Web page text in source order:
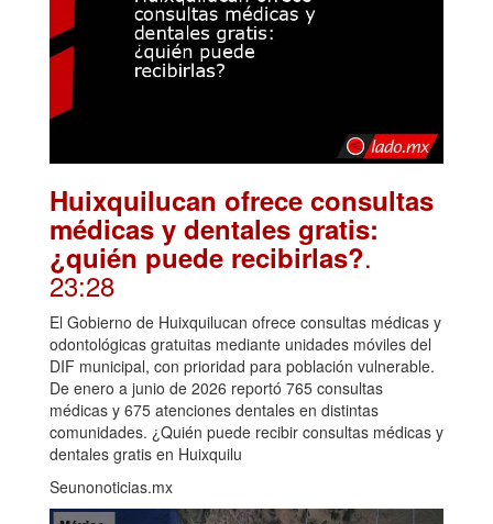
Huixquilucan ofrece consultas
médicas y dentales gratis:
¿quién puede recibirlas?.
23:28
El Gobierno de Huixquilucan ofrece consultas médicas y
odontológicas gratuitas mediante unidades móviles del
DIF municipal, con prioridad para población vulnerable.
De enero a junio de 2026 reportó 765 consultas
médicas y 675 atenciones dentales en distintas
comunidades. ¿Quién puede recibir consultas médicas y
dentales gratis en Huixquilu
Seunonoticias.mx